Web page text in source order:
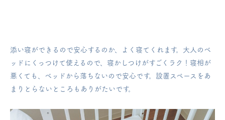
添い寝ができるので安心するのか、よく寝てくれます。 大人のベ
ッドにくっつけて使えるので、寝かしつけがすごくラク！ 寝相が
悪くても、ベッドから落ちないので安心です。設置スペースをあ
まりとらないところもありがたいです。